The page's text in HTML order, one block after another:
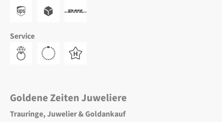
Service
Goldene Zeiten Juweliere
Trauringe, Juwelier & Goldankauf